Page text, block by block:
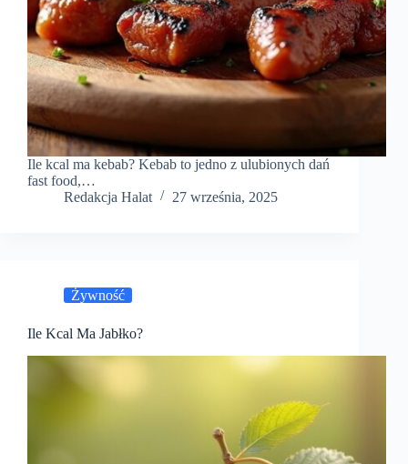
Ile kcal ma kebab? Kebab to jedno z ulubionych dań
fast food,…
Redakcja Halat
27 września, 2025
Żywność
Ile Kcal Ma Jabłko?